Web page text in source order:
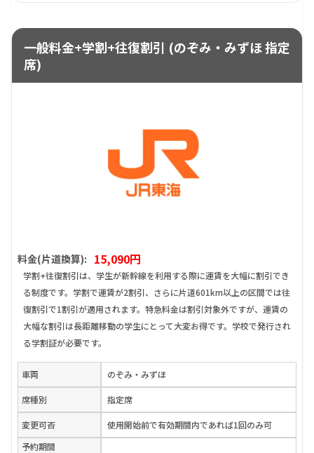
一般料金+学割+往復割引 (のぞみ・みずほ 指定
席)
料金(片道換算): 15,090円
学割+往復割引は、学生が新幹線を利用する際に運賃を大幅に割引でき
る制度です。学割で運賃が2割引、さらに片道601km以上の区間では往
復割引で1割引が適用されます。特急料金は割引対象外ですが、運賃の
大幅な割引は長距離移動の学生にとって大変お得です。学校で発行され
る学割証が必要です。
車両 のぞみ・みずほ
席種別 指定席
変更可否
使用開始前で有効期間内であれば1回のみ可
予約期間